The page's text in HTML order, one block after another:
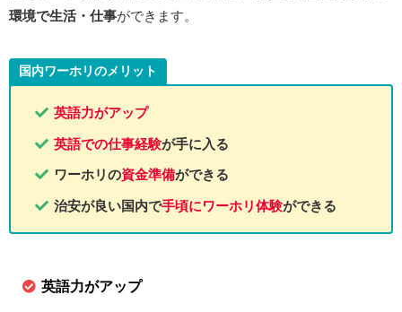
環境で生活・仕事ができます。
国内ワーホリのメリット
英語力がアップ
英語での仕事経験が手に入る
ワーホリの資金準備ができる
治安が良い国内で手頃にワーホリ体験ができる
英語力がアップ